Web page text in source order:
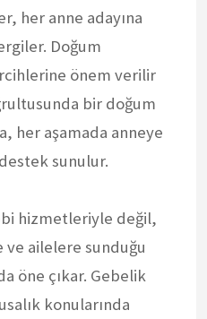
her anne adayına
Doğum
önem verilir
bir doğum
her aşamada anneye
sunulur.
hizmetleriyle değil,
ve ailelere sunduğu
öne çıkar. Gebelik
konularında